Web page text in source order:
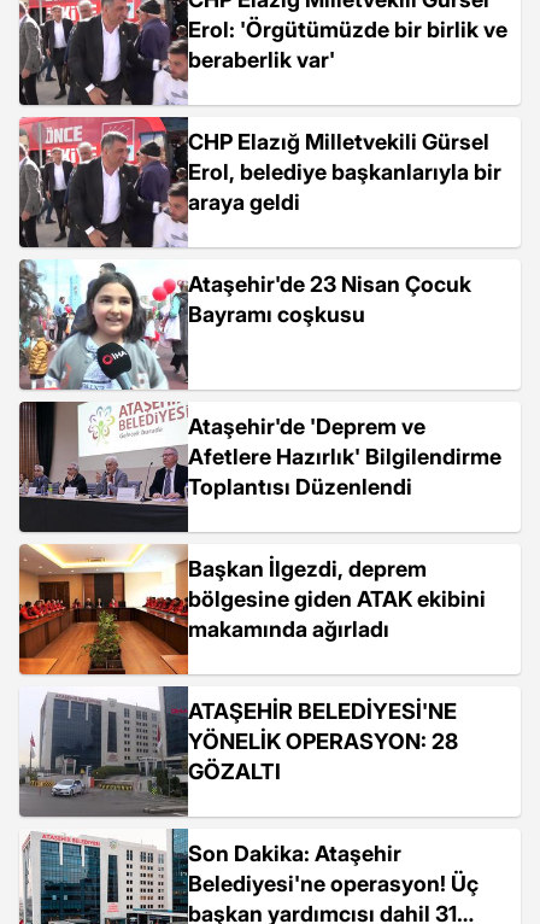
Erol: 'Örgütümüzde bir birlik ve
beraberlik var'
CHP Elazığ Milletvekili Gürsel
Erol, belediye başkanlarıyla bir
araya geldi
Ataşehir'de 23 Nisan Çocuk
Bayramı coşkusu
Ataşehir'de 'Deprem ve
Afetlere Hazırlık' Bilgilendirme
Toplantısı Düzenlendi
Başkan İlgezdi, deprem
bölgesine giden ATAK ekibini
makamında ağırladı
ATAŞEHİR BELEDİYESİ'NE
YÖNELİK OPERASYON: 28
GÖZALTI
Son Dakika: Ataşehir
Belediyesi'ne operasyon! Üç
başkan yardımcısı dahil 31